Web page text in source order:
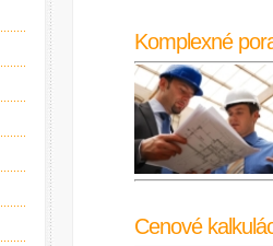
Komplexné
Cenové